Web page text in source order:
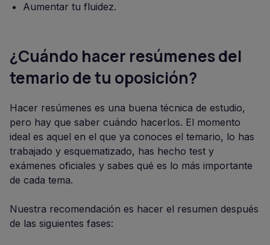
Aumentar tu fluidez.
¿Cuándo hacer resúmenes del
temario de tu oposición?
Hacer resúmenes es una buena técnica de estudio,
pero hay que saber cuándo hacerlos. El momento
ideal es aquel en el que ya conoces el temario, lo has
trabajado y esquematizado, has hecho test y
exámenes oficiales y sabes qué es lo más importante
de cada tema.
Nuestra recomendación es hacer el resumen después
de las siguientes fases: